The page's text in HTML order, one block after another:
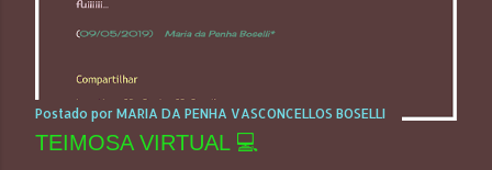
Postado por MARIA DA PENHA VASCONCELLOS BOSELLI
TEIMOSA VIRTUAL 💻